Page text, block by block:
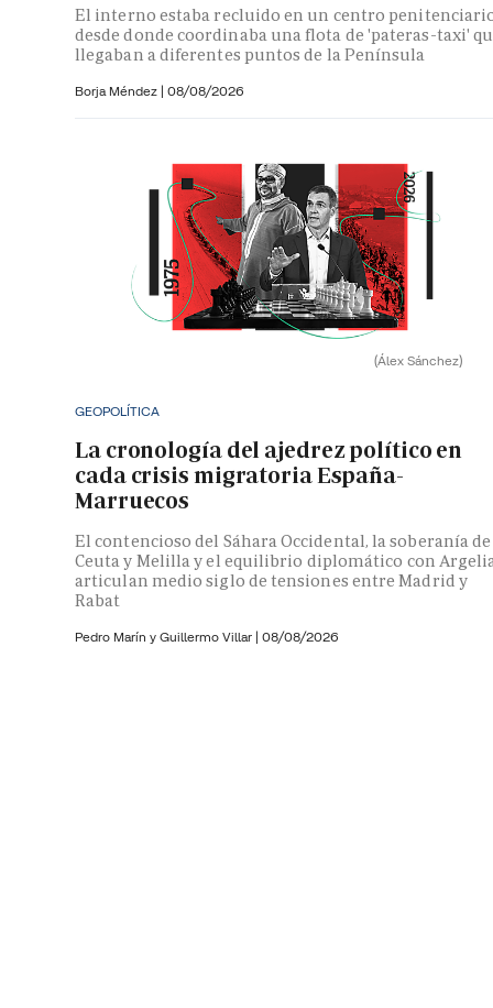
El interno estaba recluido en un centro
desde donde coordinaba una flota de 'pateras-taxi'
llegaban a diferentes puntos de la Península
Borja Méndez | 08/08/2026
(Álex Sánchez)
GEOPOLÍTICA
La cronología del ajedrez político en
cada crisis migratoria España-
Marruecos
El contencioso del Sáhara Occidental, la soberanía de
Ceuta y Melilla y el equilibrio diplomático con
articulan medio siglo de tensiones entre Madrid y
Rabat
Pedro Marín y Guillermo Villar | 08/08/2026